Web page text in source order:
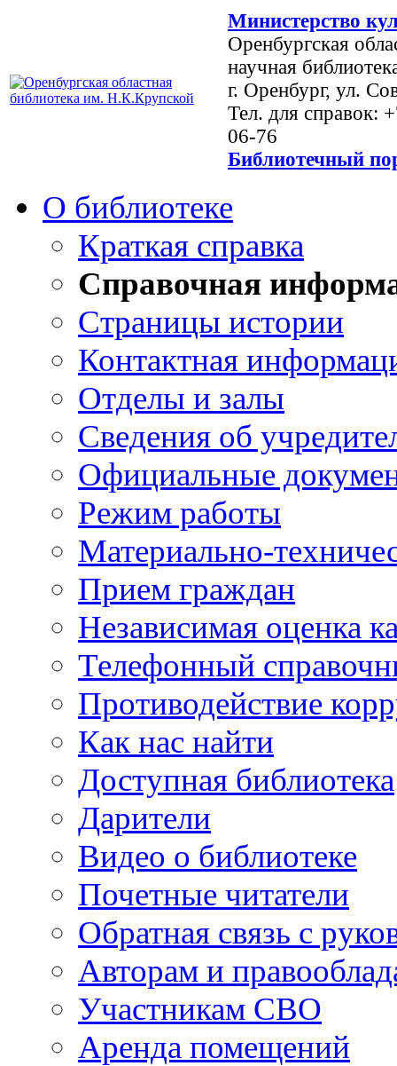
Министерство
Оренбургская
научная
г. Оренбург, ул.
Тел. для справок:
06-76
Библиотечный
О библиотеке
Краткая справка
Справочная
Страницы истории
Контактная
Отделы и залы
Сведения об
Официальные
Режим работы
Материально-
Прием граждан
Независимая оценка
Телефонный
Противодействие
Как нас найти
Доступная библиотека
Дарители
Видео о библиотеке
Почетные читатели
Обратная связь с
Авторам и
Участникам СВО
Аренда помещений